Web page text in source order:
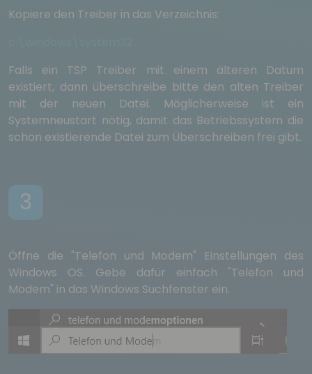
Kopiere den Treiber in das Verzeichnis:
Falls ein TSP Treiber mit einem älteren Datum
existiert, dann überschreibe bitte den alten Treiber
mit der neuen Datei. Möglicherweise ist ein
Systemneustart nötig, damit das Betriebssystem die
schon existierende Datei zum Überschreiben frei gibt.
3
Öffne die "Telefon und Modem" Einstellungen des
Windows OS. Gebe dafür einfach "Telefon und
Modem" in das Windows Suchfenster ein.